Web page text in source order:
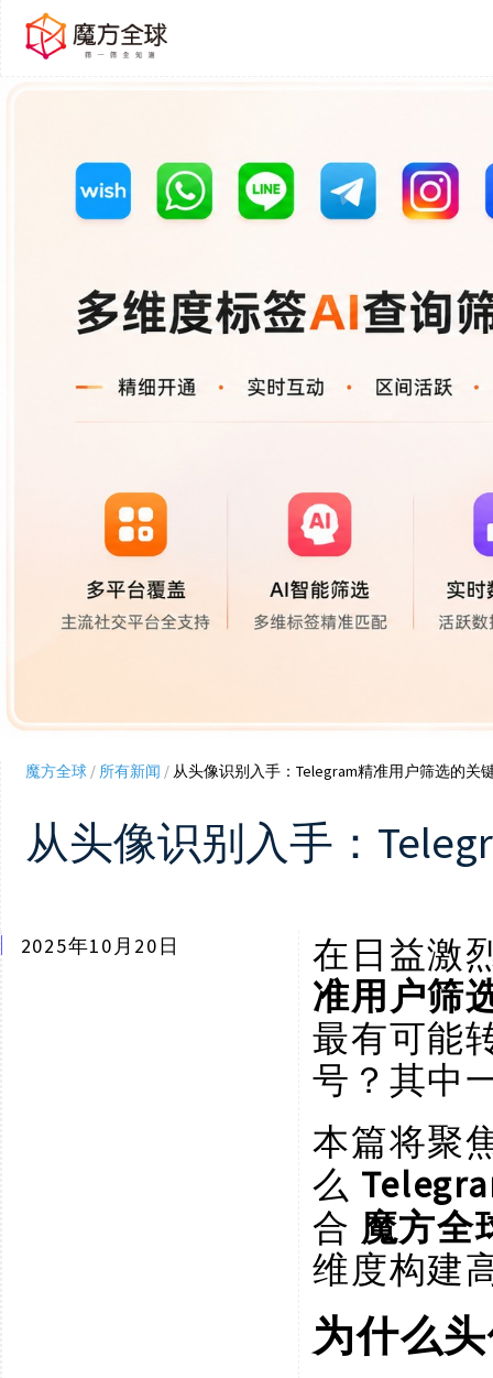
魔方全球/ 所有新闻 / 从头像识别入手：Telegram精准用户筛选的关
从头像识别入手：
2025年10月20日
在日益激
准用户筛
最有可能
号？其中
本篇将聚
么
合 魔方全
维度构建
为什么